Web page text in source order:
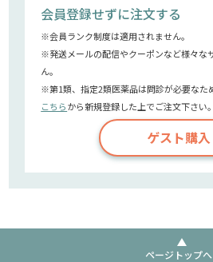
会員登録せずに注文する
※会員ランク制度は適用されません。
※発送メールの配信やクーポンなど様々な
ん。
※第1類、指定2類医薬品は問診が必要なた
こちらから新規登録した上でご注文下さい。
ゲスト購入
ページトップへ